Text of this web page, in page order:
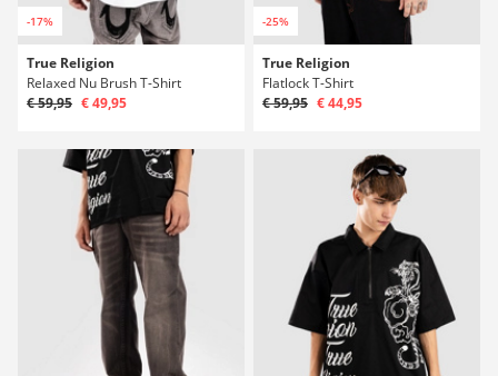
-17%
True Religion
Relaxed Nu Brush T-Shirt
€ 59,95 € 49,95
-25%
True Religion
Flatlock T-Shirt
€ 59,95 € 44,95